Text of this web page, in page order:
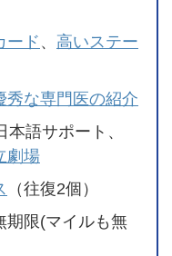
ード 、 高いステー
秀な専門医の紹介
語サポート、
劇場
（往復2個）
期限(マイルも無